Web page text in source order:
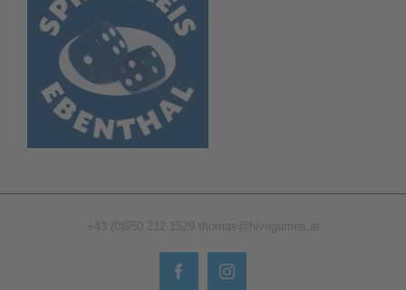
+43 (0)650 212 1529 thomas@hivegames.at
FacebookInstagram